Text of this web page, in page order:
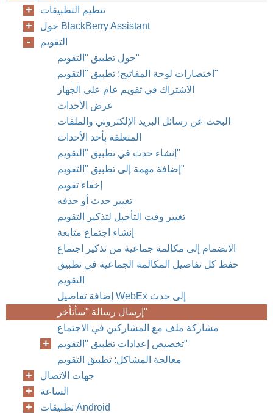
تنظيم التطبيقات
حول BlackBerry Assistant
التقويم
حول تطبيق "التقويم"
اختصارات لوحة المفاتيح: تطبيق "التقويم"
الاشتراك في تقويم عام على الجهاز
عرض الأحداث
البحث عن رسائل البريد الإلكتروني والملفات
المتعلقة بأحد الأحداث
إنشاء حدث في تطبيق "التقويم"
إضافة مهمة إلى تطبيق "التقويم"
إخفاء تقويم
تغيير حدث أو حذفه
تغيير وقت التأجيل لتذكير التقويم
إنشاء اجتماع متابعة
الانضمام إلى مكالمة جماعية من تذكير اجتماع
حفظ كل تفاصيل المكالمة الجماعية في تطبيق
التقويم
إضافة تفاصيل WebEx إلى حدث
إرسال رسالة "سأتأخر"
مشاركة ملف مع المشاركين في الاجتماع
تخصيص إعدادات تطبيق "التقويم"
معالجة المشاكل: تطبيق التقويم
جهات الاتصال
الساعة
تطبيقات Android